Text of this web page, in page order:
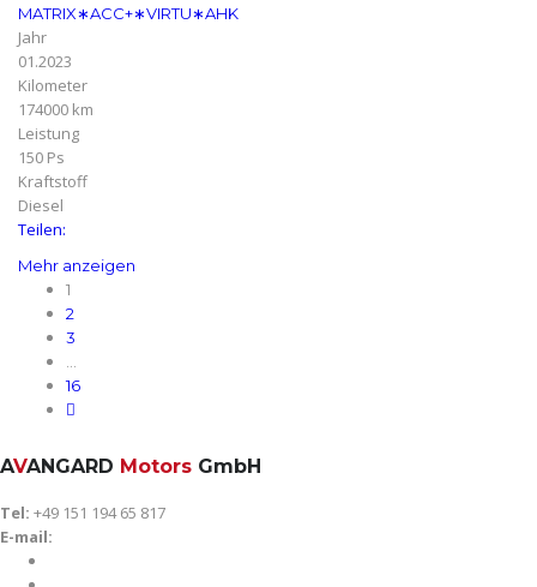
MATRIX∗ACC+∗VIRTU∗AHK
Jahr
01.2023
Kilometer
174000 km
Leistung
150 Ps
Kraftstoff
Diesel
Teilen:
Mehr anzeigen
1
2
3
16
AVANGARD Motors GmbH
Tel: +49 151 194 65 817
E-mail: